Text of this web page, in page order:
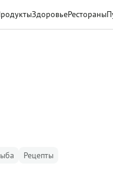
ЗдоровьеРестораны
Рецепты